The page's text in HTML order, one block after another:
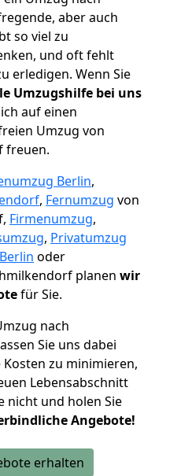
aber auch
so viel zu
und oft fehlt
erledigen. Wenn Sie
Umzugshilfe bei uns
auf einen
Umzug von
freuen.
Berlin,
, Fernumzug von
Firmenumzug,
, Privatumzug
oder
planen wir
für Sie.
nach
Sie uns dabei
zu minimieren,
Lebensabschnitt
nicht und holen Sie
Angebote!
erhalten